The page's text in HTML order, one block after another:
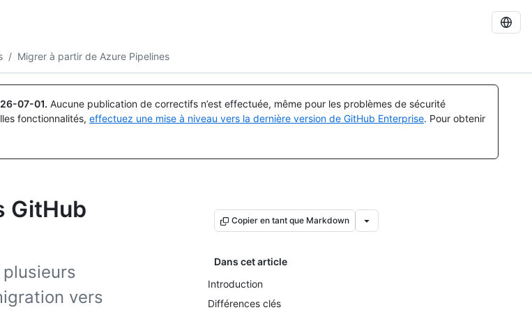
/ Migrer à partir de Azure Pipelines
07-01. Aucune publication de correctifs n’est effectuée, même pour les problèmes de sécurité
fonctionnalités, effectuez une mise à niveau vers la dernière version de GitHub Enterprise. Pour obtenir
GitHub
vers
Copier en tant que Markdown
Dans cet article
Introduction
Différences clés